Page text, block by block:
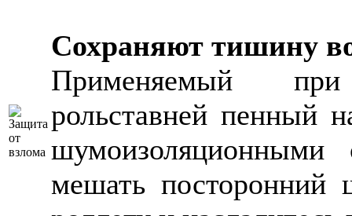
Сохраняют тишину
Применяемый
рольставней пенный
мешать посторонний